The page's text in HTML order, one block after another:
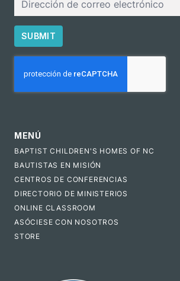
electrónico
SUBMIT
MENÚ
BAPTIST CHILDREN'S HOMES OF NC
BAUTISTAS EN MISIÓN
CENTROS DE CONFERENCIAS
DIRECTORIO DE MINISTERIOS
ONLINE CLASSROOM
ASÓCIESE CON NOSOTROS
STORE